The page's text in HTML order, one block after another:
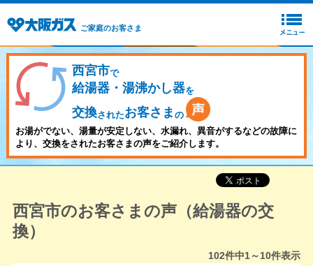
ご家庭のお客さま
西宮市で
給湯器・湯沸かし器を
交換されたお客さま の
お湯がでない、湯量が安定しない、水漏れ、異音がするなどの故障に
より、交換をされたお客さまの声をご紹介します。
西宮市のお客さまの声（給湯器の交
換）
102件中1～10件表示